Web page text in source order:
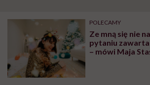
może chyba tylko
wyobraźni"
pracy
POLECAMY
Ze mną się nie
pytaniu zawarta
– mówi Maja